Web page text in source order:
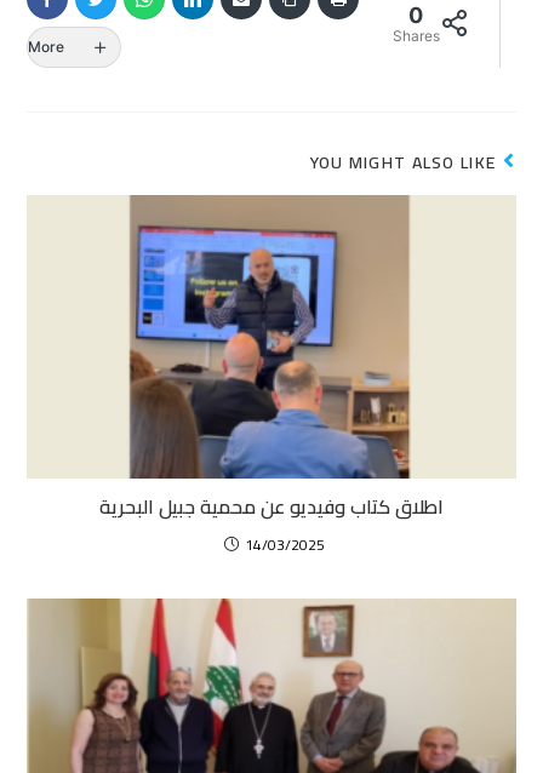
0
Shares
More
YOU MIGHT ALSO LIKE
اطلاق كتاب وفيديو عن محمية جبيل البحرية
14/03/2025